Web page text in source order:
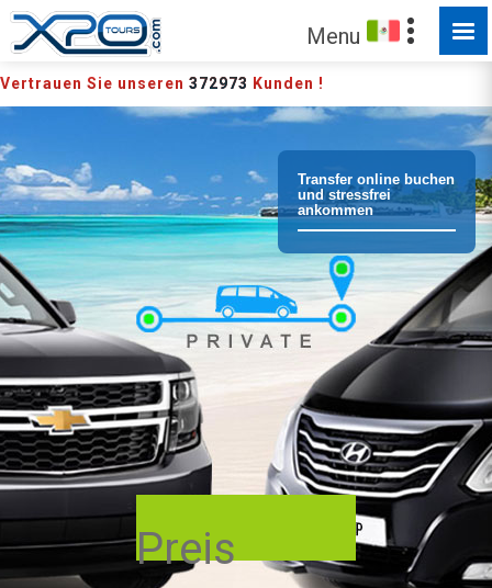
Menu
Vertrauen Sie unseren 372973 Kunden !
Transfer online buchen
und stressfrei
ankommen
Preis